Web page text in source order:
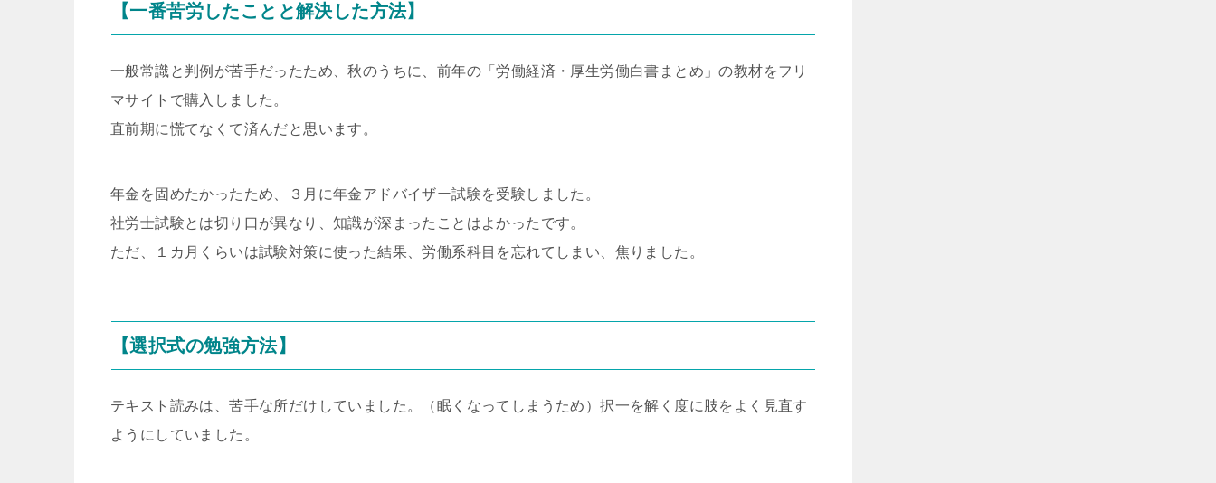
【一番苦労したことと解決した方法】
一般常識と判例が苦手だったため、秋のうちに、前年の「労働経済・厚生労働白書まとめ」の教材をフリ
マサイトで購入しました。
直前期に慌てなくて済んだと思います。
年金を固めたかったため、３月に年金アドバイザー試験を受験しました。
社労士試験とは切り口が異なり、知識が深まったことはよかったです。
ただ、１カ月くらいは試験対策に使った結果、労働系科目を忘れてしまい、焦りました。
【選択式の勉強方法】
テキスト読みは、苦手な所だけしていました。（眠くなってしまうため）択一を解く度に肢をよく見直す
ようにしていました。